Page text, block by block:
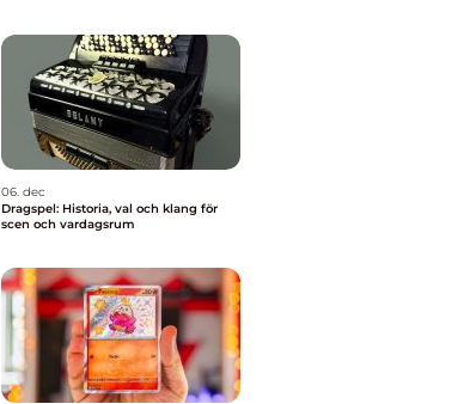
06. dec
Dragspel: Historia, val och klang för
scen och vardagsrum